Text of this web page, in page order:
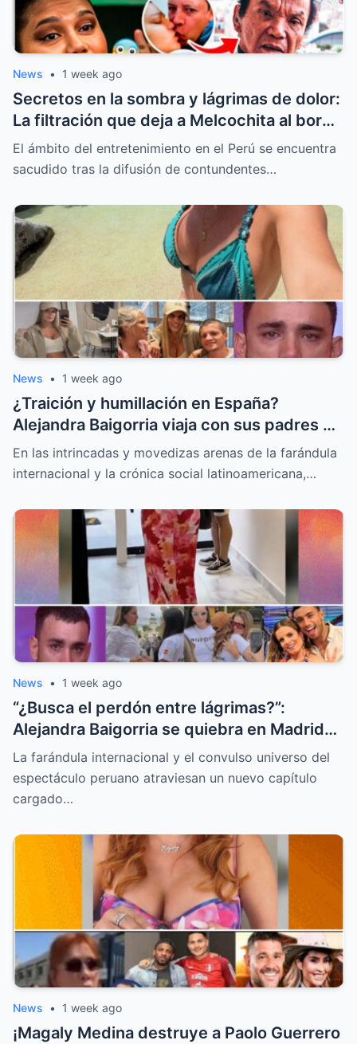
News • 1 week ago
Secretos en la sombra y lágrimas de dolor:
La filtración que deja a Melcochita al borde
del colapso emocional
El ámbito del entretenimiento en el Perú se encuentra
sacudido tras la difusión de contundentes…
News • 1 week ago
¿Traición y humillación en España?
Alejandra Baigorria viaja con sus padres y
le da la espalda a Said Palao
En las intrincadas y movedizas arenas de la farándula
internacional y la crónica social latinoamericana,…
News • 1 week ago
“¿Busca el perdón entre lágrimas?”:
Alejandra Baigorria se quiebra en Madrid
tras el sorpresivo reencuentro con Said
Palao
La farándula internacional y el convulso universo del
espectáculo peruano atraviesan un nuevo capítulo
cargado…
News • 1 week ago
¡Magaly Medina destruye a Paolo Guerrero